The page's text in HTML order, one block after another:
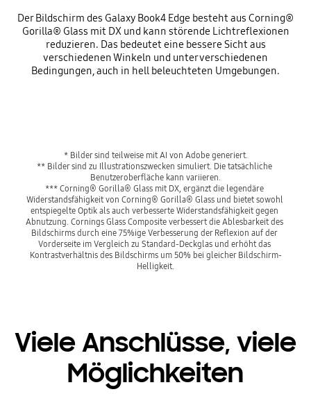
Der Bildschirm des Galaxy Book4 Edge besteht aus Corning®
Gorilla® Glass mit DX und kann störende Lichtreflexionen
reduzieren. Das bedeutet eine bessere Sicht aus
verschiedenen Winkeln und unter verschiedenen
Bedingungen, auch in hell beleuchteten Umgebungen.
* Bilder sind teilweise mit AI von Adobe generiert.
** Bilder sind zu Illustrationszwecken simuliert. Die tatsächliche
Benutzeroberfläche kann variieren.
*** Corning® Gorilla® Glass mit DX, ergänzt die legendäre
Widerstandsfähigkeit von Corning® Gorilla® Glass und bietet sowohl
entspiegelte Optik als auch verbesserte Widerstandsfähigkeit gegen
Abnutzung. Cornings Glass Composite verbessert die Ablesbarkeit des
Bildschirms durch eine 75%ige Verbesserung der Reflexion auf der
Vorderseite im Vergleich zu Standard-Deckglas und erhöht das
Kontrastverhältnis des Bildschirms um 50% bei gleicher Bildschirm-
Helligkeit.
Viele Anschlüsse, viele
Möglichkeiten